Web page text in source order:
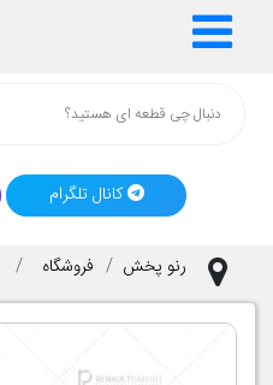
کانال تلگرام
رنو پخش فروشگاه